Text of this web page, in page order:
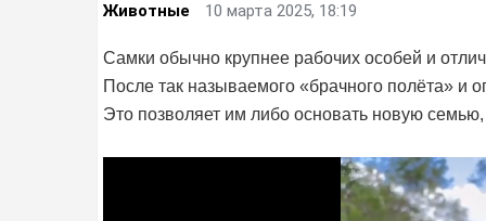
Животные 10 марта 2025, 18:19
Самки обычно крупнее рабочих особей и
После так называемого «брачного полёта»
Это позволяет им либо основать новую